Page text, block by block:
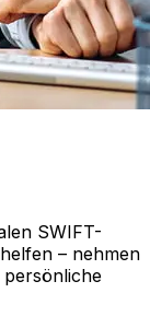
SWIFT-
– nehmen